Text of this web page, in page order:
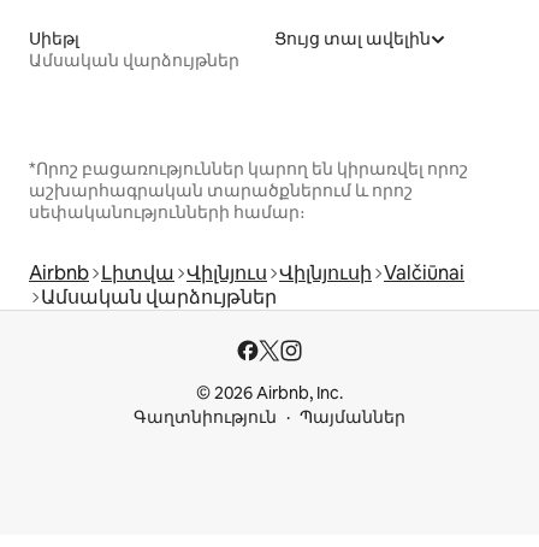
Սիեթլ
Ամսական վարձույթներ
Ցույց տալ ավելին
*Որոշ բացառություններ կարող են կիրառվել որոշ
աշխարհագրական տարածքներում և որոշ
սեփականությունների համար։
Airbnb Լիտվա Վիլնյուս Վիլնյուսի Valčiūnai
Ամսական վարձույթներ
© 2026 Airbnb, Inc.
Գաղտնիություն
Պայմաններ